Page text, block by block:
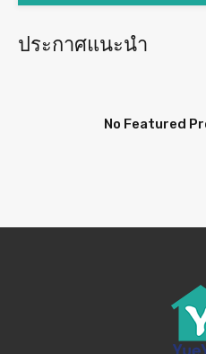
ประกาศแนะนำ
No Featured